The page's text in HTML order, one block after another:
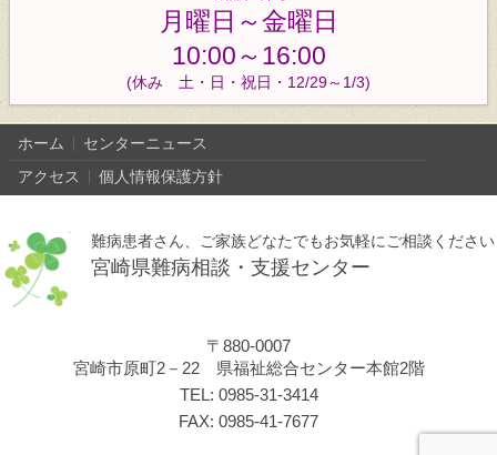
月曜日～金曜日
10:00～16:00
(休み 土・日・祝日・12/29～1/3)
ホーム
センターニュース
アクセス
個人情報保護方針
難病患者さん、ご家族どなたでもお気軽にご相談ください
宮崎県難病相談・支援センター
〒880-0007
宮崎市原町2－22 県福祉総合センター本館2階
TEL: 0985-31-3414
FAX: 0985-41-7677